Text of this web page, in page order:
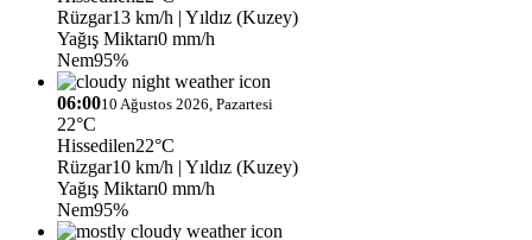
Rüzgar13 km/h | Yıldız (Kuzey)
Yağış Miktarı0 mm/h
Nem95%
06:0010 Ağustos 2026, Pazartesi
22°C
Hissedilen22°C
Rüzgar10 km/h | Yıldız (Kuzey)
Yağış Miktarı0 mm/h
Nem95%